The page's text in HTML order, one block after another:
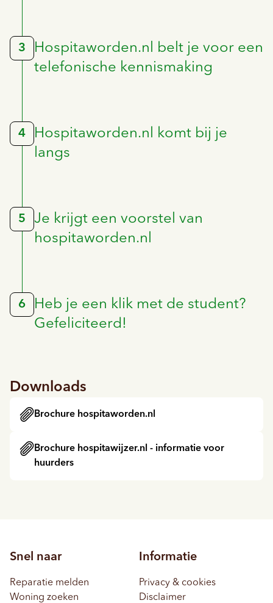
3
Hospitaworden.nl belt je voor een
telefonische kennismaking
4
Hospitaworden.nl komt bij je
langs
5
Je krijgt een voorstel van
hospitaworden.nl
6
Heb je een klik met de student?
Gefeliciteerd!
Downloads
Brochure hospitaworden.nl
Brochure hospitawijzer.nl - informatie voor
huurders
Snel naar
Reparatie melden
Woning zoeken
Informatie
Privacy & cookies
Disclaimer